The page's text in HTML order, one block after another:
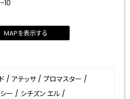
10
MAPを表示する
/ アテッサ / プロマスター /
ー / シチズン エル /